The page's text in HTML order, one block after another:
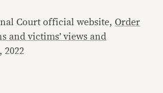
Court official website,Order
and victims’ views and
2022